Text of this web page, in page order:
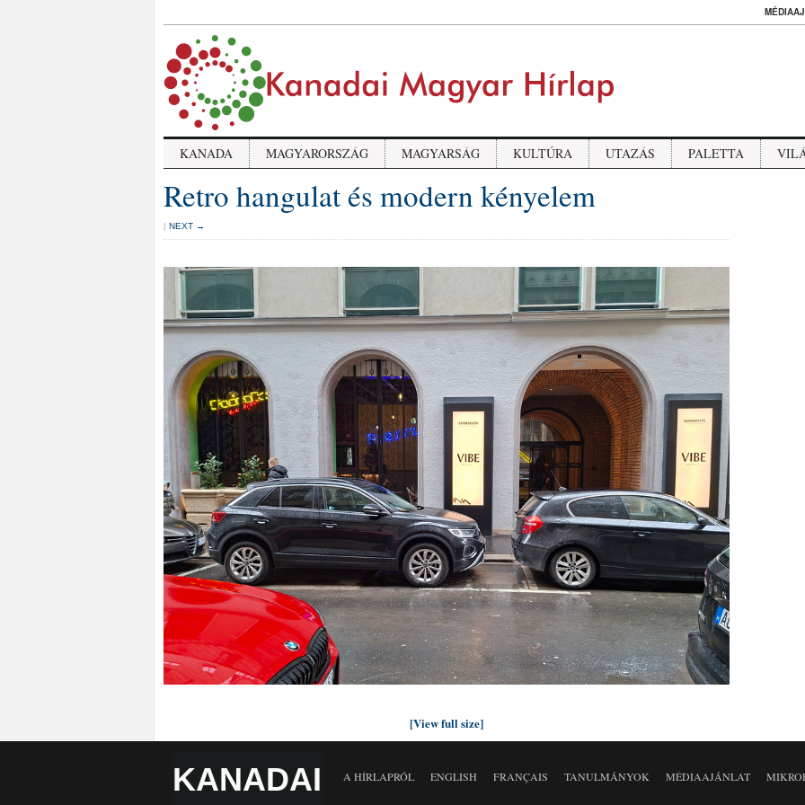
KANADA MAGYARORSZÁG MAGYARSÁG KULTÚRA UTAZÁS PALETTA
Retro hangulat és modern kényelem
| NEXT →
[View full size]
KANADAI
A HÍRLAPRÓL ENGLISH FRANÇAIS TANULMÁNYOK MÉDIAAJÁNLAT